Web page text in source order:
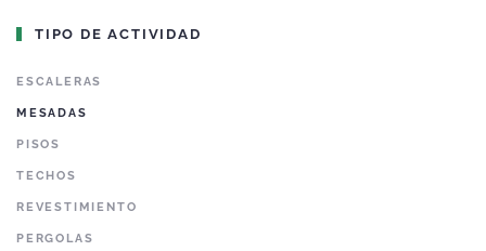
TIPO DE ACTIVIDAD
ESCALERAS
MESADAS
PISOS
TECHOS
REVESTIMIENTO
PERGOLAS